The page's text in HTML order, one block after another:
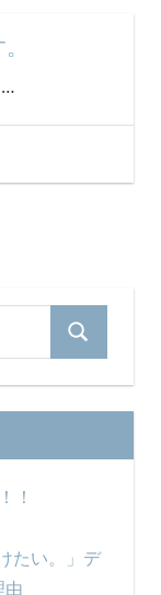
…
検
！
たい。」デ
由